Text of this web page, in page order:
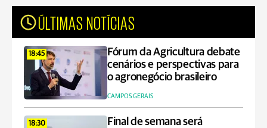
ÚLTIMAS NOTÍCIAS
18:45
Fórum da Agricultura debate
cenários e perspectivas para
o agronegócio brasileiro
CAMPOS GERAIS
18:30
Final de semana será